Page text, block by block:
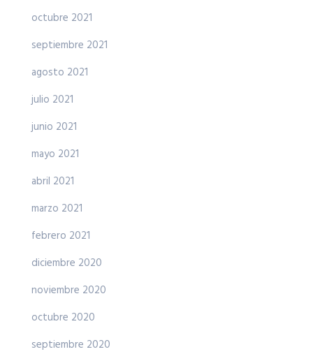
octubre 2021
septiembre 2021
agosto 2021
julio 2021
junio 2021
mayo 2021
abril 2021
marzo 2021
febrero 2021
diciembre 2020
noviembre 2020
octubre 2020
septiembre 2020